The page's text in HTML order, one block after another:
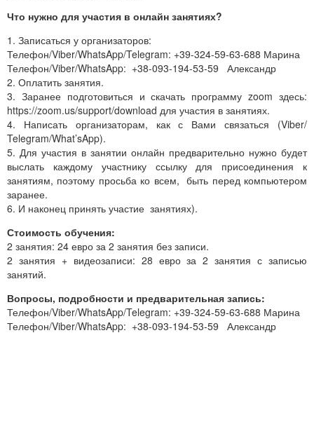
Что нужно для участия в онлайн занятиях?
1. Записаться у организаторов:
Телефон/Viber/WhatsApp/Telegram: +39-324-59-63-688 Марина
Телефон/Viber/WhatsApp: +38-093-194-53-59 Александр
2. Оплатить занятия.
3. Заранее подготовиться и скачать программу zoom здесь:
https://zoom.us/support/download для участия в занятиях.
4. Написать организаторам, как с Вами связаться (Viber/
Telegram/What’sApp).
5. Для участия в занятии онлайн предварительно нужно будет
выслать каждому участнику ссылку для присоединения к
занятиям, поэтому просьба ко всем, быть перед компьютером
заранее.
6. И наконец принять участие занятиях).
Стоимость обучения:
2 занятия: 24 евро за 2 занятия без записи.
2 занятия + видеозаписи: 28 евро за 2 занятия с записью
занятий.
Вопросы, подробности и предварительная запись:
Телефон/Viber/WhatsApp/Telegram: +39-324-59-63-688 Марина
Телефон/Viber/WhatsApp: +38-093-194-53-59 Александр